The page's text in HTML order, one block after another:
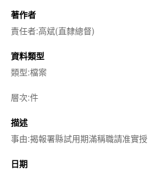
著作者
責任者:高斌(直隸總督)
資料類型
類型:檔案
層次:件
描述
事由:揭報署縣試用期滿稱職請准實授
日期